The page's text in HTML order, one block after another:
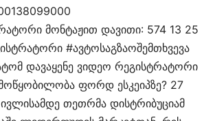
მონტაჟით დავითი: 574 13 25
#ავტოსაგზაოშემთხვევა
დავაყენე ვიდეო რეგისტრატორი
ფორდ ესკეიპზე? 27
თეთრმა დისტრიბუციამ